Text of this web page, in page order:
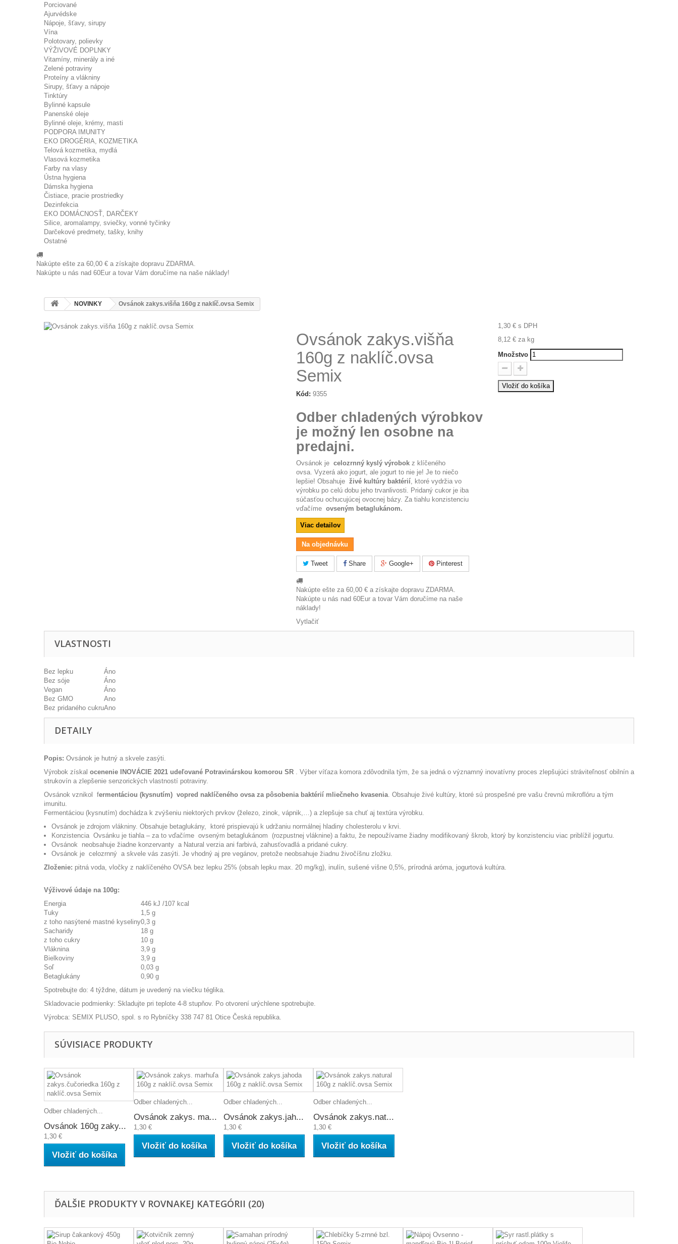
Porciované
Ajurvédske
Nápoje, šťavy, sirupy
Vína
Polotovary, polievky
VÝŽIVOVÉ DOPLNKY
Vitamíny, minerály a iné
Zelené potraviny
Proteíny a vlákniny
Sirupy, šťavy a nápoje
Tinktúry
Bylinné kapsule
Panenské oleje
Bylinné oleje, krémy, masti
PODPORA IMUNITY
EKO DROGÉRIA, KOZMETIKA
Telová kozmetika, mydlá
Vlasová kozmetika
Farby na vlasy
Ústna hygiena
Dámska hygiena
Čistiace, pracie prostriedky
Dezinfekcia
EKO DOMÁCNOSŤ, DARČEKY
Silice, aromalampy, sviečky, vonné tyčinky
Darčekové predmety, tašky, knihy
Ostatné
Nakúpte ešte za 60,00 € a získajte dopravu ZDARMA.
Nakúpte u nás nad 60Eur a tovar Vám doručíme na naše náklady!
NOVINKY Ovsánok zakys.višňa 160g z naklíč.ovsa Semix
Ovsánok zakys.višňa
160g z naklíč.ovsa
Semix
Kód: 9355
Odber chladených výrobkov
je možný len osobne na
predajni.
Ovsánok je celozrnný kyslý výrobok z klíčeného
ovsa. Vyzerá ako jogurt, ale jogurt to nie je! Je to niečo
lepšie! Obsahuje živé kultúry baktérií, ktoré vydržia vo
výrobku po celú dobu jeho trvanlivosti. Pridaný cukor je iba
súčasťou ochucujúcej ovocnej bázy. Za tiahlu konzistenciu
vďačíme ovseným betaglukánom.
Viac detailov
Na objednávku
Tweet Share Google+ Pinterest
Nakúpte ešte za 60,00 € a získajte dopravu ZDARMA.
Nakúpte u nás nad 60Eur a tovar Vám doručíme na naše
náklady!
Vytlačiť
1,30 €s DPH
8,12 €za kg
Množstvo
Vložiť do košíka
VLASTNOSTI
Bez lepku
Áno
Bez sóje
Áno
Vegan
Áno
Bez GMO
Ano
Bez pridaného cukruAno
DETAILY
Popis: Ovsánok je hutný a skvele zasýti.
Výrobok získal ocenenie INOVÁCIE 2021 udeľované Potravinárskou komorou SR . Výber víťaza komora zdôvodnila tým, že sa jedná o významný inovatívny proces zlepšujúci stráviteľnosť obilnín a
strukovín a zlepšenie senzorických vlastností potraviny.
Ovsánok vznikol fermentáciou (kysnutím) vopred naklíčeného ovsa za pôsobenia baktérií mliečneho kvasenia. Obsahuje živé kultúry, ktoré sú prospešné pre vašu črevnú mikroflóru a tým
imunitu.
Fermentáciou (kysnutím) dochádza k zvýšeniu niektorých prvkov (železo, zinok, vápnik,…) a zlepšuje sa chuť aj textúra výrobku.
Ovsánok je zdrojom vlákniny. Obsahuje betaglukány,
ktoré prispievajú k udržaniu normálnej hladiny cholesterolu v krvi.
Konzistencia Ovsánku je tiahla – za to vďačíme ovseným betaglukánom (rozpustnej vláknine) a faktu, že nepoužívame žiadny modifikovaný škrob, ktorý by konzistenciu viac priblížil jogurtu.
Ovsánok neobsahuje žiadne konzervanty a Natural verzia ani farbivá, zahusťovadlá a pridané cukry.
Ovsánok je celozrnný a skvele vás zasýti. Je vhodný aj pre vegánov, pretože neobsahuje žiadnu živočíšnu zložku.
Zloženie: pitná voda, vločky z naklíčeného OVSA bez lepku 25% (obsah lepku max. 20 mg/kg), inulín, sušené višne 0,5%, prírodná aróma, jogurtová kultúra.
Výživové údaje na 100g:
Energia
446 kJ /107 kcal
Tuky
1,5 g
z toho nasýtené mastné kyseliny0,3 g
Sacharidy
18 g
z toho cukry
10 g
Vláknina
3,9 g
Bielkoviny
3,9 g
Soľ
0,03 g
Betaglukány
0,90 g
Spotrebujte do: 4 týždne, dátum je uvedený na viečku téglika.
Skladovacie podmienky: Skladujte pri teplote 4-8 stupňov. Po otvorení urýchlene spotrebujte.
Výrobca: SEMIX PLUSO, spol. s ro Rybníčky 338 747 81 Otice Česká republika.
SÚVISIACE PRODUKTY
Odber chladených...
Ovsánok 160g zaky...
1,30 €
Vložiť do košíka
Odber chladených...
Ovsánok zakys. ma...
1,30 €
Vložiť do košíka
Odber chladených...
Ovsánok zakys.jah...
1,30 €
Vložiť do košíka
Odber chladených...
Ovsánok zakys.nat...
1,30 €
Vložiť do košíka
ĎALŠIE PRODUKTY V ROVNAKEJ KATEGÓRII (20)